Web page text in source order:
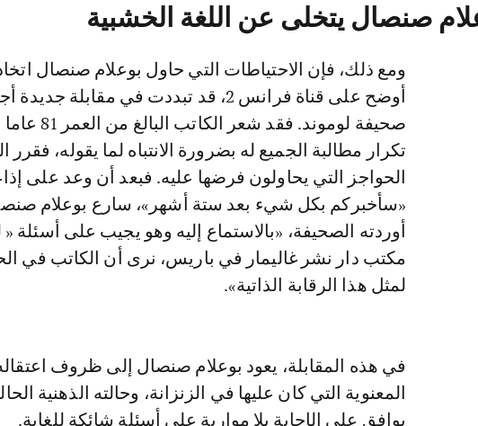
صنصال يتخلى عن اللغة الخشبية
ومع ذلك، فإن الاحتياطات التي حاول بوعلام صنصال
صحيفة لوموند.
تكرار مطالبة الجميع له بضرورة الانتباه لما يقوله، فقرر
الحواجز التي يحاولون فرضها عليه. فبعد أن وعد على
«سأخبركم بكل شيء بعد ستة أشهر»، سارع بوعلام
أوردته الصحيفة، «بالاستماع إليه وهو يجيب على أسئلة
مكتب دار نشر غاليمار في باريس، نرى أن الكاتب في
لمثل هذا الرقابة الذاتية».
في هذه المقابلة، يعود بوعلام صنصال إلى ظروف
المعنوية التي كان عليها في الزنزانة، وحالته الذهنية
يوافق على الإجابة بلا مواربة على أسئلة شائكة للغاية.